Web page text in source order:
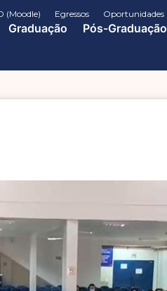
(Moodle) Egressos Oportunidades
Graduação Pós-Graduação